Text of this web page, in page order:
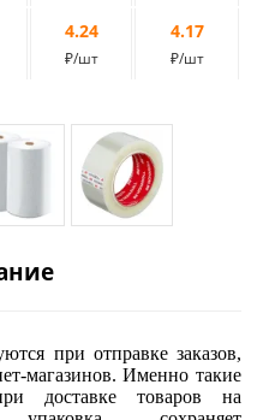
4.24
₽/шт
4.17
₽/шт
при отправке заказов,
магазинов. Именно такие
доставке товаров на